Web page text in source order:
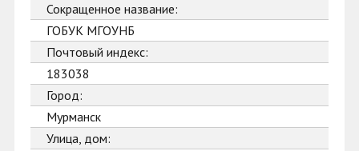
Сокращенное название:
ГОБУК МГОУНБ
Почтовый индекс:
183038
Город:
Мурманск
Улица, дом: